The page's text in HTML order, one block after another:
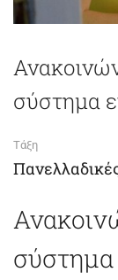
σύστημα
Τάξη
σύστημα